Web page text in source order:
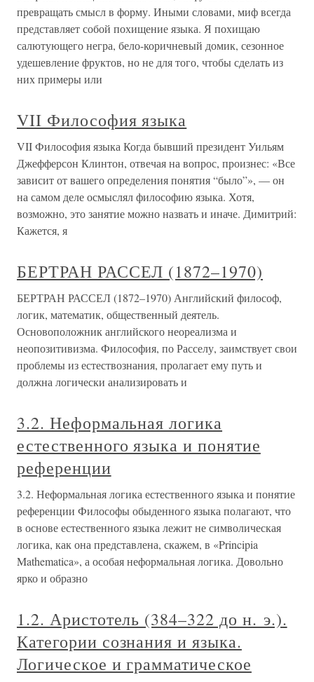
превращать смысл в форму. Иными словами, миф всегда
представляет собой похищение языка. Я похищаю
салютующего негра, бело-коричневый домик, сезонное
удешевление фруктов, но не для того, чтобы сделать из
них примеры или
VII Философия языка
VII Философия языка Когда бывший президент Уильям
Джефферсон Клинтон, отвечая на вопрос, произнес: «Все
зависит от вашего определения понятия “было”», — он
на самом деле осмыслял философию языка. Хотя,
возможно, это занятие можно назвать и иначе. Димитрий:
Кажется, я
БЕРТРАН РАССЕЛ (1872–1970)
БЕРТРАН РАССЕЛ (1872–1970) Английский философ,
логик, математик, общественный деятель.
Основоположник английского неореализма и
неопозитивизма. Философия, по Расселу, заимствует свои
проблемы из естествознания, пролагает ему путь и
должна логически анализировать и
3.2. Неформальная логика
естественного языка и понятие
референции
3.2. Неформальная логика естественного языка и понятие
референции Философы обыденного языка полагают, что
в основе естественного языка лежит не символическая
логика, как она представлена, скажем, в «Principia
Mathematica», а особая неформальная логика. Довольно
ярко и образно
1.2. Аристотель (384–322 до н. э.).
Категории сознания и языка.
Логическое и грамматическое